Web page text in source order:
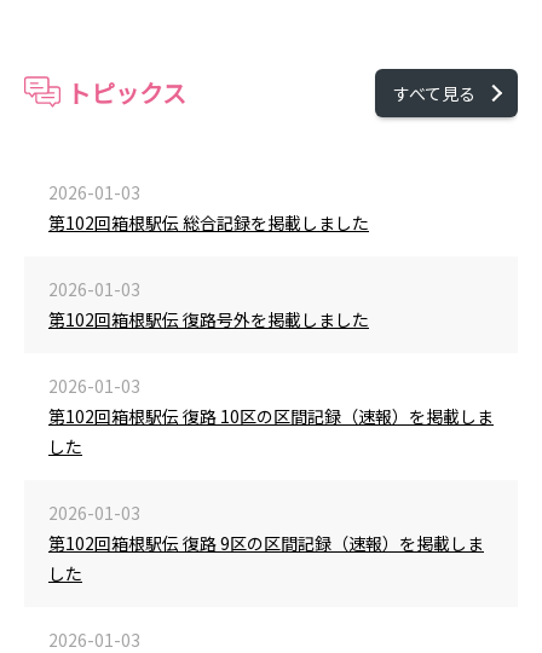
トピックス すべて見る
2026-01-03
第102回箱根駅伝 総合記録を掲載しました
2026-01-03
第102回箱根駅伝 復路号外を掲載しました
2026-01-03
第102回箱根駅伝 復路 10区の区間記録（速報）を掲載しま
した
2026-01-03
第102回箱根駅伝 復路 9区の区間記録（速報）を掲載しま
した
2026-01-03